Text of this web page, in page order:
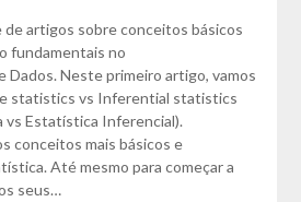
Matos
de artigos sobre conceitos básicos
fundamentais no
Dados. Neste primeiro artigo, vamos
statistics vs Inferential statistics
Estatística Inferencial).
conceitos mais básicos e
Até mesmo para começar a
seus…